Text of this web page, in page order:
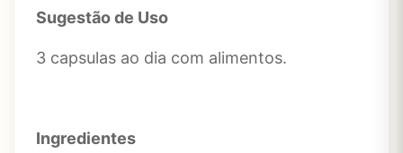
Sugestão de Uso
3 capsulas ao dia com alimentos.
Ingredientes